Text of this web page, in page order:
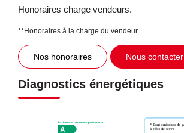
Honoraires charge vendeurs.
**Honoraires à la charge du vendeur
Nos honoraires Nous contacter
Diagnostics énergétiques